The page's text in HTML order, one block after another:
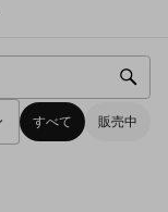
すべて 販売中